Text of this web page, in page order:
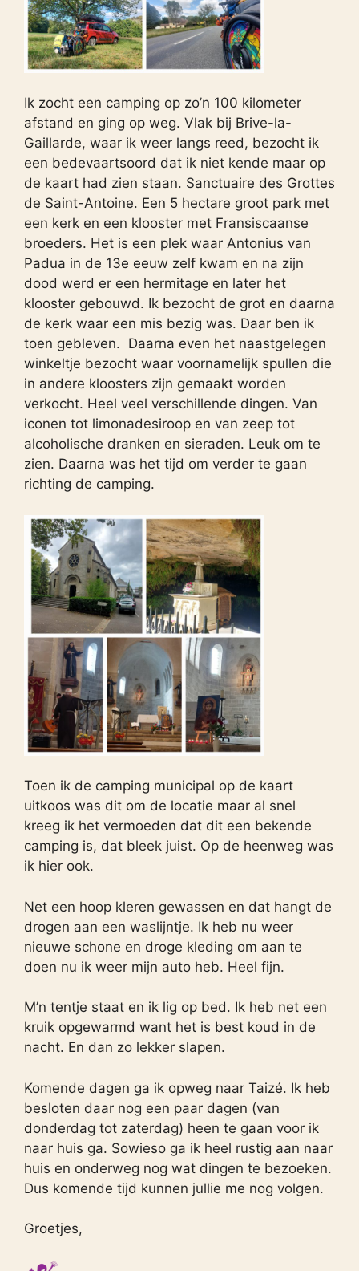
Ik zocht een camping op zo’n 100 kilometer
afstand en ging op weg. Vlak bij Brive-la-
Gaillarde, waar ik weer langs reed, bezocht ik
een bedevaartsoord dat ik niet kende maar op
de kaart had zien staan. Sanctuaire des Grottes
de Saint-Antoine. Een 5 hectare groot park met
een kerk en een klooster met Fransiscaanse
broeders. Het is een plek waar Antonius van
Padua in de 13e eeuw zelf kwam en na zijn
dood werd er een hermitage en later het
klooster gebouwd. Ik bezocht de grot en daarna
de kerk waar een mis bezig was. Daar ben ik
toen gebleven. Daarna even het naastgelegen
winkeltje bezocht waar voornamelijk spullen die
in andere kloosters zijn gemaakt worden
verkocht. Heel veel verschillende dingen. Van
iconen tot limonadesiroop en van zeep tot
alcoholische dranken en sieraden. Leuk om te
zien. Daarna was het tijd om verder te gaan
richting de camping.
Toen ik de camping municipal op de kaart
uitkoos was dit om de locatie maar al snel
kreeg ik het vermoeden dat dit een bekende
camping is, dat bleek juist. Op de heenweg was
ik hier ook.
Net een hoop kleren gewassen en dat hangt de
drogen aan een waslijntje. Ik heb nu weer
nieuwe schone en droge kleding om aan te
doen nu ik weer mijn auto heb. Heel fijn.
M’n tentje staat en ik lig op bed. Ik heb net een
kruik opgewarmd want het is best koud in de
nacht. En dan zo lekker slapen.
Komende dagen ga ik opweg naar Taizé. Ik heb
besloten daar nog een paar dagen (van
donderdag tot zaterdag) heen te gaan voor ik
naar huis ga. Sowieso ga ik heel rustig aan naar
huis en onderweg nog wat dingen te bezoeken.
Dus komende tijd kunnen jullie me nog volgen.
Groetjes,